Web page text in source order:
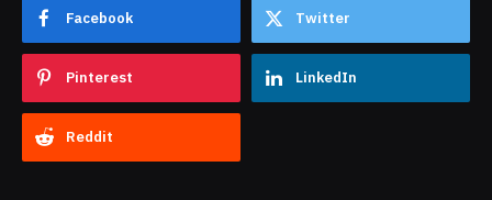
Facebook Twitter
Pinterest LinkedIn
Reddit